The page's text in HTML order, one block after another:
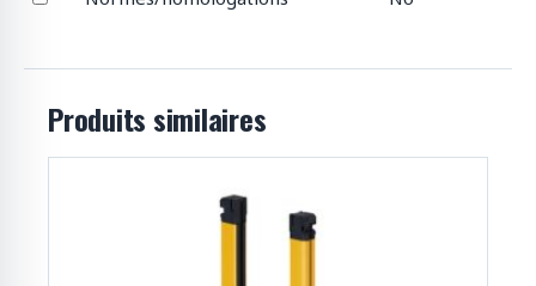
Produits similaires